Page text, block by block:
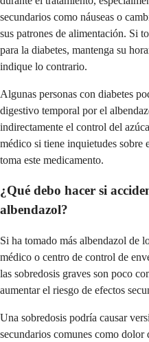
secundarios como náuseas o
sus patrones de alimentación. Si
para la diabetes, mantenga su
indique lo contrario.
Algunas personas con diabetes
digestivo temporal por el
indirectamente el control del
médico si tiene inquietudes sobre
toma este medicamento.
¿Qué debo hacer si
albendazol?
Si ha tomado más albendazol de
médico o centro de control de
las sobredosis graves son poco
aumentar el riesgo de efectos
Una sobredosis podría causar
secundarios comunes como dolor